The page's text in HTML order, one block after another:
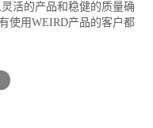
活的产品和稳健的质量确
使用WEIRD产品的客户都